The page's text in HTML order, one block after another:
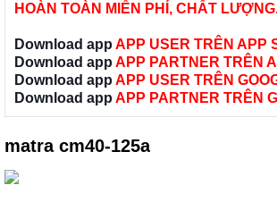
HOÀN TOÀN MIỄN PHÍ, CHẤT
Download app APP USER TRÊN APP
Download app APP PARTNER TRÊN
Download app APP USER TRÊN
Download app APP PARTNER TRÊN
matra cm40-125a